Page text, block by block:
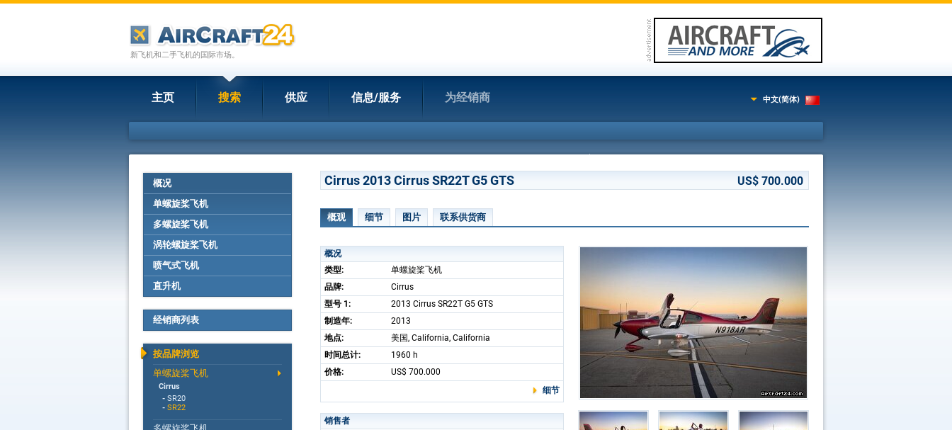
新飞机和二手飞机的国际市场。
主页 搜索 供应 信息/服务 为经销商 中文(简体)
概况
单螺旋桨飞机
多螺旋桨飞机
涡轮螺旋桨飞机
喷气式飞机
直升机
经销商列表
按品牌浏览
单螺旋桨飞机
Cirrus
- SR20
- SR22
Cirrus 2013 Cirrus SR22T G5 GTS US$ 700.000
概观 细节 图片 联系供货商
概况
类型:
单螺旋桨飞机
品牌:
Cirrus
型号 1:
2013 Cirrus SR22T G5 GTS
制造年:
2013
地点:
美国, California, California
时间总计:
1960 h
价格:
US$ 700.000
细节
销售者